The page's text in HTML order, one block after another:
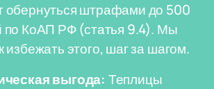
обернуться штрафами до 500
по КоАП РФ (статья 9.4). Мы
избежать этого, шаг за шагом.
выгода: Теплицы